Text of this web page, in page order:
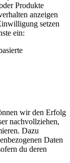
Produkte
anzeigen
setzen
ein:
wir den Erfolg
nachvollziehen,
Dazu
Daten
du deren